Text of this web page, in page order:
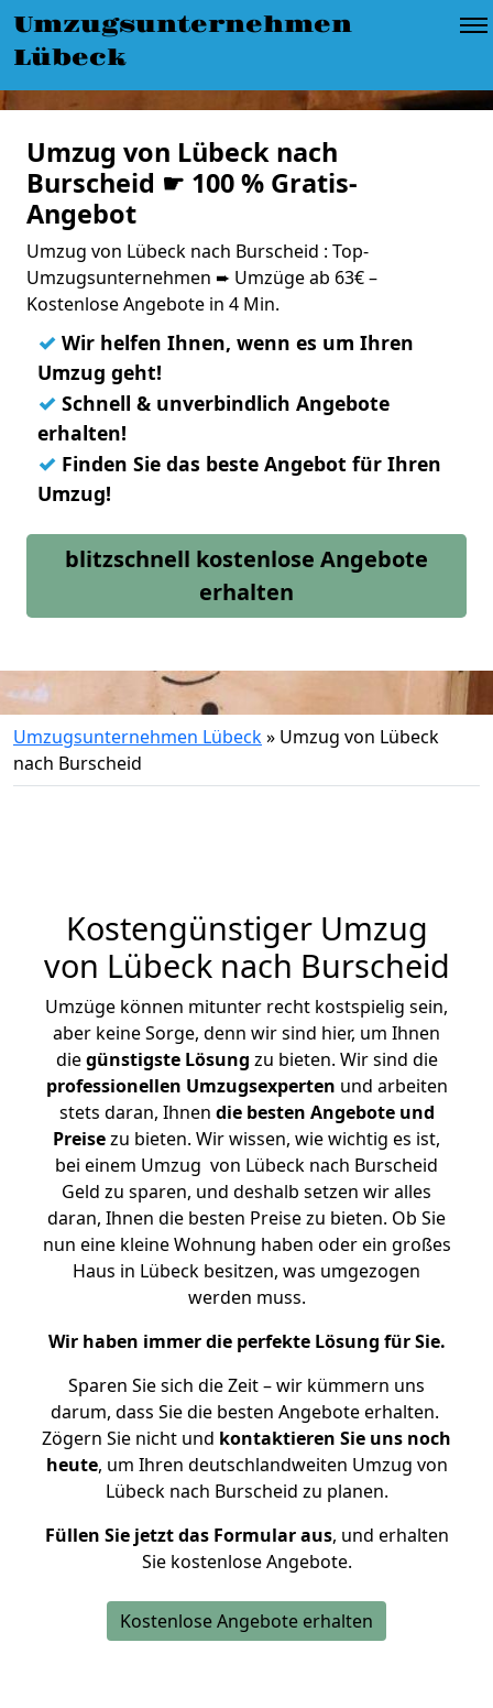
Umzugsunternehmen
Lübeck
Umzug von Lübeck nach
Burscheid ☛ 100 % Gratis-
Angebot
Umzug von Lübeck nach Burscheid : Top-
Umzugsunternehmen ➨ Umzüge ab 63€ –
Kostenlose Angebote in 4 Min.
✓ Wir helfen Ihnen, wenn es um Ihren
Umzug geht!
✓ Schnell & unverbindlich Angebote
erhalten!
✓ Finden Sie das beste Angebot für Ihren
Umzug!
blitzschnell kostenlose Angebote
erhalten
Umzugsunternehmen Lübeck» Umzug von Lübeck
nach Burscheid
Kostengünstiger Umzug
von Lübeck nach Burscheid
Umzüge können mitunter recht kostspielig sein,
aber keine Sorge, denn wir sind hier, um Ihnen
diegünstigste Lösung zu bieten. Wir sind die
professionellen Umzugsexperten und arbeiten
stets daran, Ihnen die besten Angebote und
Preisezu bieten. Wir wissen, wie wichtig es ist,
bei einem Umzug von Lübeck nach Burscheid
Geld zu sparen, und deshalb setzen wir alles
daran, Ihnen die besten Preise zu bieten. Ob Sie
nun eine kleine Wohnung haben oder ein großes
Haus in Lübeck besitzen, was umgezogen
werden muss.
Wir haben immer die perfekte Lösung für Sie.
Sparen Sie sich die Zeit – wir kümmern uns
darum, dass Sie die besten Angebote erhalten.
Zögern Sie nicht und kontaktieren Sie uns noch
heute, um Ihren deutschlandweiten Umzug von
Lübeck nach Burscheid zu planen.
Füllen Sie jetzt das Formular aus, und erhalten
Sie kostenlose Angebote.
Kostenlose Angebote erhalten